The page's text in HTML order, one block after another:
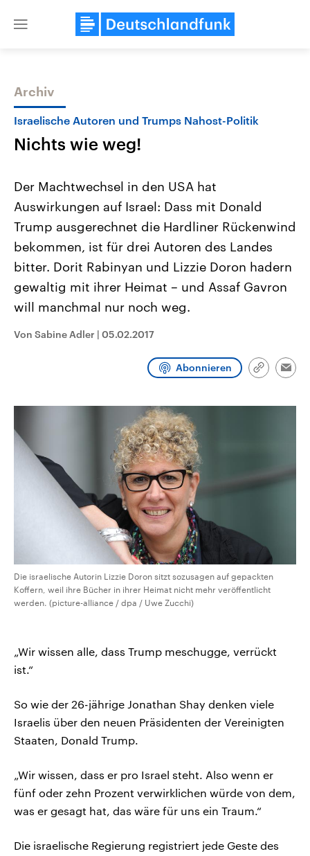
Close
Themen
Landtagswahl Sachsen-Anhalt
2026
Alle Informationen
Sachsen-Anhalt wählt am 6.
September 2026 einen neuen
Landtag. Seit 2021 wird das
Bundesland von einer Koalition aus
Umfragen, Prognosen,
Wahlprogramme, aktuelle Berichte
und Kandidaten der anstehenden
Aktuelle Beiträge,
Hintergründe
Wirtschaftlich und
gehören die Vereinigten
mit großem Einfluss auf
Archiv
Israelische Autoren und Trumps Nahost-Politik
Nichts wie weg!
Der Machtwechsel in den USA hat
Auswirkungen auf Israel: Dass mit Donald
Trump ausgerechnet die Hardliner Rückenwind
bekommen, ist für drei Autoren des Landes
bitter. Dorit Rabinyan und Lizzie Doron hadern
gewaltig mit ihrer Heimat – und Assaf Gavron
will manchmal nur noch weg.
Von Sabine Adler | 05.02.2017
Abonnieren
Link
Die israelische Autorin Lizzie Doron sitzt sozusagen auf gepackten
Koffern, weil ihre Bücher in ihrer Heimat nicht mehr veröffentlicht
werden. (picture-alliance / dpa / Uwe Zucchi)
„Wir wissen alle, dass Trump meschugge, verrückt
ist.“
So wie der 26-jährige Jonathan Shay denken viele
Israelis über den neuen Präsidenten der Vereinigten
Staaten, Donald Trump.
„Wir wissen, dass er pro Israel steht. Also wenn er
fünf oder zehn Prozent verwirklichen würde von dem,
was er gesagt hat, das wäre für uns ein Traum.“
Die israelische Regierung registriert jede Geste des